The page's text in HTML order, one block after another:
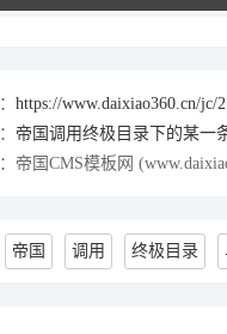
https://www.daixiao360.cn/jc/
帝国调用终极目录下的某一
帝国CMS模板网
帝国 调用 终极目录